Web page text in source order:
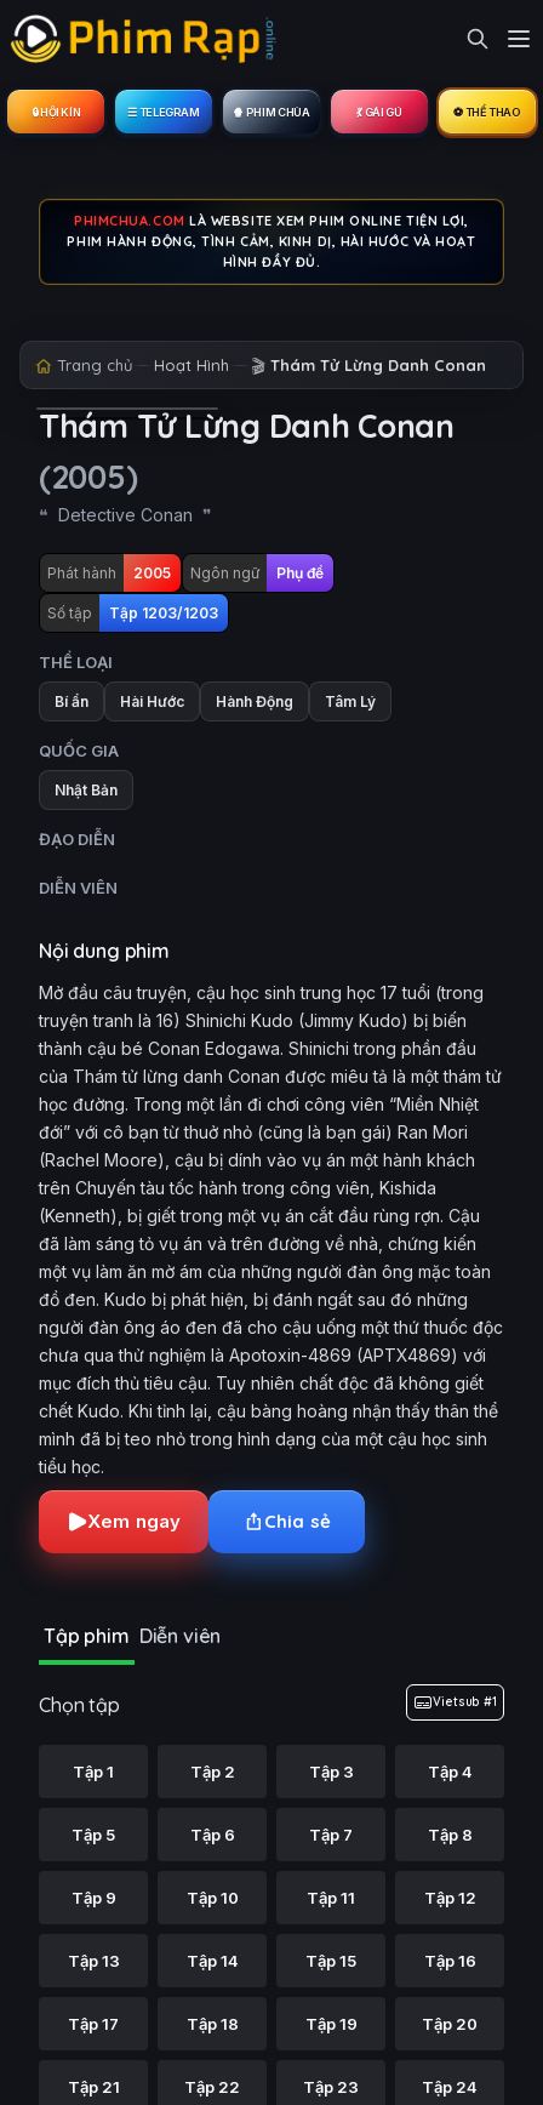
🔒︎ HỘI KÍN ☰ TELEGRAM 🍿 PHIM CHÙA 💃 GÁI GÚ ⚽ THỂ THAO
PHIMCHUA.COM LÀ WEBSITE XEM PHIM ONLINE TIỆN LỢI,
PHIM HÀNH ĐỘNG, TÌNH CẢM, KINH DỊ, HÀI HƯỚC VÀ HOẠT
HÌNH ĐẦY ĐỦ.
Trang chủ Hoạt Hình 🎬 Thám Tử Lừng Danh Conan
Thám Tử Lừng Danh Conan
(2005)
Detective Conan
Phát hành 2005 Ngôn ngữ Phụ đề
Số tập Tập 1203/1203
THỂ LOẠI
Bí ẩn Hài Hước Hành Động Tâm Lý
QUỐC GIA
Nhật Bản
ĐẠO DIỄN
DIỄN VIÊN
Nội dung phim
Mở đầu câu truyện, cậu học sinh trung học 17 tuổi (trong
truyện tranh là 16) Shinichi Kudo (Jimmy Kudo) bị biến
thành cậu bé Conan Edogawa. Shinichi trong phần đầu
của Thám tử lừng danh Conan được miêu tả là một thám tử
học đường. Trong một lần đi chơi công viên “Miền Nhiệt
đới” với cô bạn từ thuở nhỏ (cũng là bạn gái) Ran Mori
(Rachel Moore), cậu bị dính vào vụ án một hành khách
trên Chuyến tàu tốc hành trong công viên, Kishida
(Kenneth), bị giết trong một vụ án cắt đầu rùng rợn. Cậu
đã làm sáng tỏ vụ án và trên đường về nhà, chứng kiến
một vụ làm ăn mờ ám của những người đàn ông mặc toàn
đồ đen. Kudo bị phát hiện, bị đánh ngất sau đó những
người đàn ông áo đen đã cho cậu uống một thứ thuốc độc
chưa qua thử nghiệm là Apotoxin-4869 (APTX4869) với
mục đích thủ tiêu cậu. Tuy nhiên chất độc đã không giết
chết Kudo. Khi tỉnh lại, cậu bàng hoàng nhận thấy thân thể
mình đã bị teo nhỏ trong hình dạng của một cậu học sinh
tiểu học.
Xem ngay Chia sẻ
Tập phim Diễn viên
Chọn tập Vietsub #1
Tập 1 Tập 2 Tập 3 Tập 4
Tập 5 Tập 6 Tập 7 Tập 8
Tập 9 Tập 10 Tập 11 Tập 12
Tập 13 Tập 14 Tập 15 Tập 16
Tập 17 Tập 18 Tập 19 Tập 20
Tập 21 Tập 22 Tập 23 Tập 24